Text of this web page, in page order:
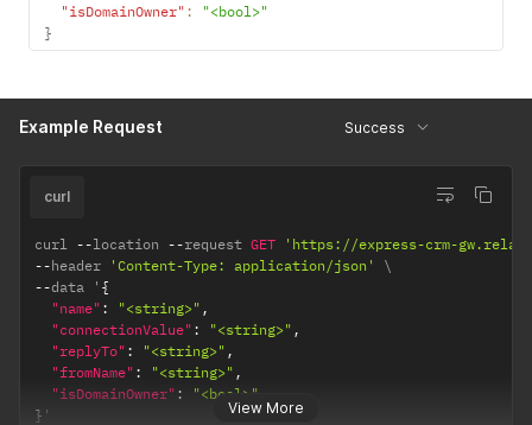
"isDomainOwner" :
"<bool>"
}
Example Request Success
View More
curl
curl --location --request GET
'https://express-crm-
--header 'Content-Type: application/json'
--data ' {
"name" : "<string>" ,
"connectionValue" : "<string>" ,
"replyTo" : "<string>" ,
"fromName" : "<string>" ,
"isDomainOwner" :
"<bool>"
} '